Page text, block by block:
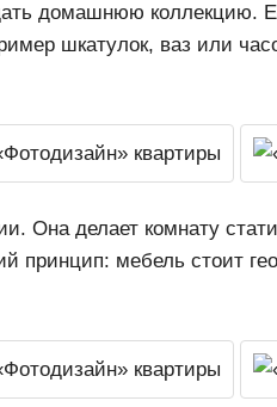
домашнюю коллекцию.
шкатулок, ваз или
Она делает комнату
принцип: мебель стоит